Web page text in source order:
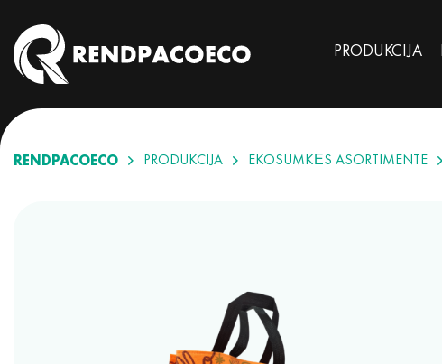
PRODUKCIJA
RENDPACOECO PRODUKCIJA EKOSUMKĖS ASORTIMENTE